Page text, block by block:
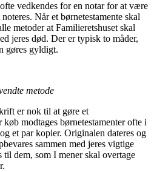
vedkendes for en notar for at være
Når et børnetestamente skal
metoder at Familieretshuset skal
jeres død. Der er typisk to måder,
gøres gyldigt.
metode
er nok til at gøre et
modtages børnetestamenter ofte i
et par kopier. Originalen dateres og
sammen med jeres vigtige
til dem, som I mener skal overtage